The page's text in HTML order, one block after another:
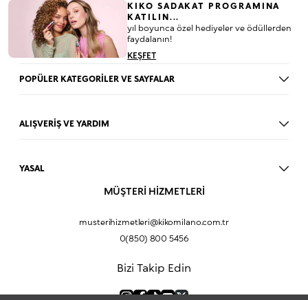
KIKO SADAKAT PROGRAMINA
KATILIN...
yıl boyunca özel hediyeler ve ödüllerden
faydalanın!
KEŞFET
POPÜLER KATEGORİLER VE SAYFALAR
Göz Farı
Allık
Makyaj Bazı
ALIŞVERİŞ VE YARDIM
Sıkça Sorulan Sorular
Hediyeni Kişiselleştir
YASAL
Mesafeli Satış Sözleşmesi
KVKK Politikası ve Gizlilik
Ürün Güvenlik Bilgi Formları (SDS)
MÜŞTERİ HİZMETLERİ
musterihizmetleri@kikomilano.com.tr
0(850) 800 5456
Bizi Takip Edin